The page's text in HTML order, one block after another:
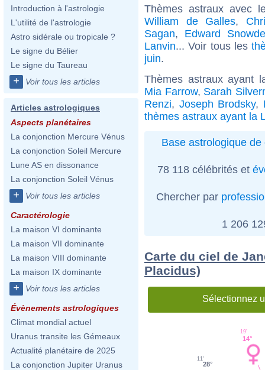
Introduction à l'astrologie
L'utilité de l'astrologie
Astro sidérale ou tropicale ?
Le signe du Bélier
Le signe du Taureau
+ Voir tous les articles
Articles astrologiques
Aspects planétaires
La conjonction Mercure Vénus
La conjonction Soleil Mercure
Lune AS en dissonance
La conjonction Soleil Vénus
+ Voir tous les articles
Caractérologie
La maison VI dominante
La maison VII dominante
La maison VIII dominante
La maison IX dominante
+ Voir tous les articles
Évènements astrologiques
Climat mondial actuel
Uranus transite les Gémeaux
Actualité planétaire de 2025
La conjonction Jupiter Uranus
Thèmes astraux avec
William de Galles,
Sagan, Edward
Lanvin... Voir tous les
juin.
Thèmes astraux ayant
Mia Farrow, Sarah
Renzi, Joseph Brodsky,
thèmes astraux ayant la
Base astrologique de
78 118 célébrités et
Chercher par
1 206
Carte du ciel de
Placidus)
Sélectionnez
14°
19'
28°
11'